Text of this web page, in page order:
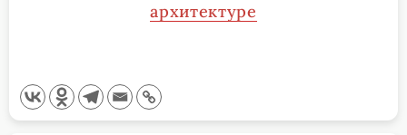
архитектуре